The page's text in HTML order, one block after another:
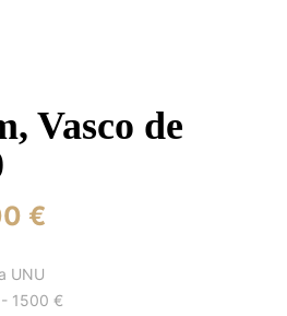
Vasco de
€
UNU
1500 €